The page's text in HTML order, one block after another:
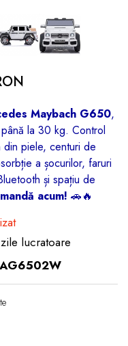
Maybach G650,
la 30 kg. Control
din piele, centuri de
a șocurilor, faruri
și spațiu de
acum! 🚗🔥
lucratoare